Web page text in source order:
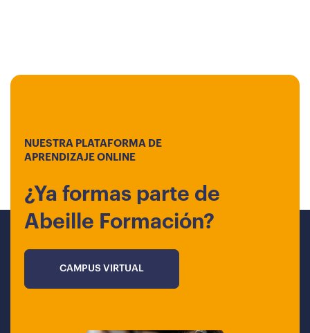
NUESTRA PLATAFORMA DE
APRENDIZAJE ONLINE
¿Ya formas parte de
Abeille Formación?
CAMPUS VIRTUAL